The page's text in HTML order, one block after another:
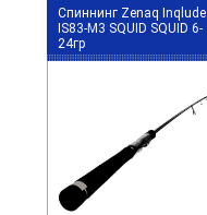
Спиннинг Zenaq Inqlude
IS83-M3 SQUID SQUID 6-
24гр